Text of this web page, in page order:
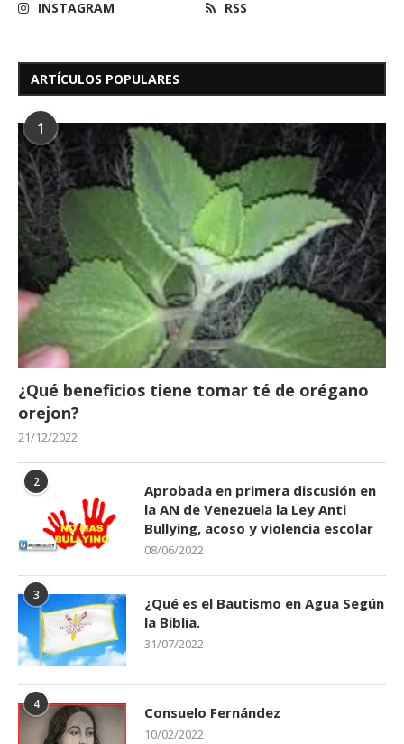
INSTAGRAM
RSS
ARTÍCULOS POPULARES
1
¿Qué beneficios tiene tomar té de orégano
orejon?
21/12/2022
2
Aprobada en primera discusión en
la AN de Venezuela la Ley Anti
Bullying, acoso y violencia escolar
08/06/2022
3
¿Qué es el Bautismo en Agua Según
la Biblia.
31/07/2022
4 Consuelo Fernández
10/02/2022